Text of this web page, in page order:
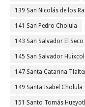
139 San Nicolás de los
141 San Pedro Cholula
143 San Salvador El Seco
145 San Salvador
147 Santa Catarina
149 Santa Isabel Cholula
151 Santo Tomás